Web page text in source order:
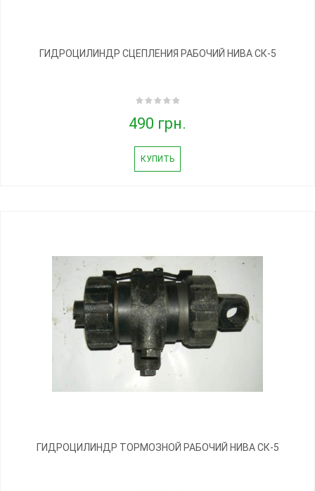
ГИДРОЦИЛИНДР СЦЕПЛЕНИЯ РАБОЧИЙ НИВА СК-5
490 грн.
КУПИТЬ
ГИДРОЦИЛИНДР ТОРМОЗНОЙ РАБОЧИЙ НИВА СК-5